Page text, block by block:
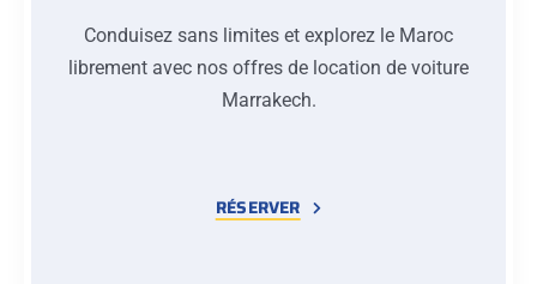
Conduisez sans limites et explorez le Maroc
librement avec nos offres de location de voiture
Marrakech.
RÉSERVER